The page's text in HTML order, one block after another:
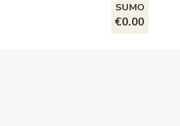
SUMO
€0.00